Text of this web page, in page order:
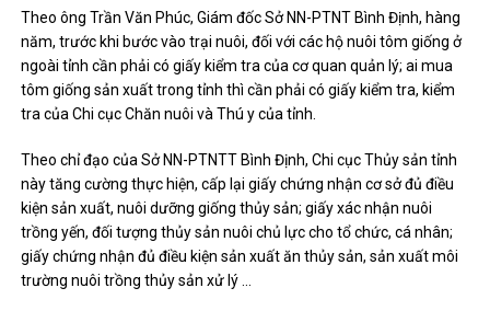
Theo ông Trần Văn Phúc, Giám đốc Sở NN-PTNT Bình Định, hàng
năm, trước khi bước vào trại nuôi, đối với các hộ nuôi tôm giống ở
ngoài tỉnh cần phải có giấy kiểm tra của cơ quan quản lý; ai mua
tôm giống sản xuất trong tỉnh thì cần phải có giấy kiểm tra, kiểm
tra của Chi cục Chăn nuôi và Thú y của tỉnh.
Theo chỉ đạo của Sở NN-PTNTT Bình Định, Chi cục Thủy sản tỉnh
này tăng cường thực hiện, cấp lại giấy chứng nhận cơ sở đủ điều
kiện sản xuất, nuôi dưỡng giống thủy sản; giấy xác nhận nuôi
trồng yến, đối tượng thủy sản nuôi chủ lực cho tổ chức, cá nhân;
giấy chứng nhận đủ điều kiện sản xuất ăn thủy sản, sản xuất môi
trường nuôi trồng thủy sản xử lý …